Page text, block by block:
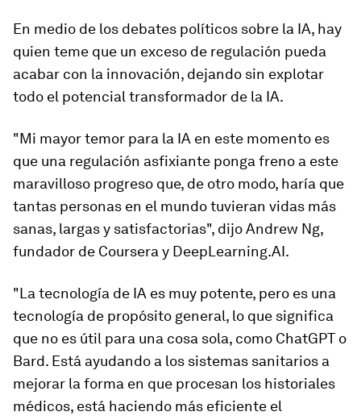
En medio de los debates políticos sobre la IA, hay
quien teme que un exceso de regulación pueda
acabar con la innovación, dejando sin explotar
todo el potencial transformador de la IA.
"Mi mayor temor para la IA en este momento es
que una regulación asfixiante ponga freno a este
maravilloso progreso que, de otro modo, haría que
tantas personas en el mundo tuvieran vidas más
sanas, largas y satisfactorias", dijo Andrew Ng,
fundador de Coursera y DeepLearning.AI.
"La tecnología de IA es muy potente, pero es una
tecnología de propósito general, lo que significa
que no es útil para una cosa sola, como ChatGPT o
Bard. Está ayudando a los sistemas sanitarios a
mejorar la forma en que procesan los historiales
médicos, está haciendo más eficiente el